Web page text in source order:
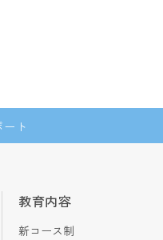
ト
教育内容
新コース制